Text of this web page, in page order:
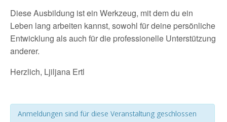
Diese Ausbildung ist ein Werkzeug, mit dem du ein
Leben lang arbeiten kannst, sowohl für deine persönliche
Entwicklung als auch für die professionelle Unterstützung
anderer.
Herzlich, Ljiljana Ertl
Anmeldungen sind für diese Veranstaltung geschlossen